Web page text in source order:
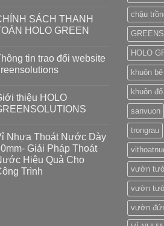
SÁCH THANH
HOLO GREEN
tin trao đổi website
thiệu HOLO
Nhựa Thoát Nước Dày
Giải Pháp Thoát
Hiệu Quả Cho
Trình
chậu
HOLO
khuôn
khuôn
sanvuon
trongrau
vườn
vườn
vườn